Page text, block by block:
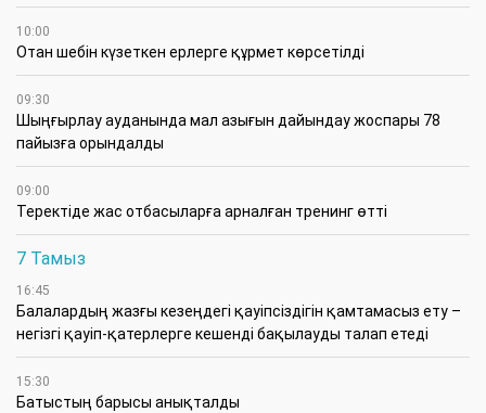
10:00
Отан шебін күзеткен ерлерге құрмет көрсетілді
09:30
​Шыңғырлау ауданында мал азығын дайындау жоспары 78
пайызға орындалды
09:00
​Теректіде жас отбасыларға арналған тренинг өтті
7 Тамыз
16:45
Балалардың жазғы кезеңдегі қауіпсіздігін қамтамасыз ету –
негізгі қауіп-қатерлерге кешенді бақылауды талап етеді
15:30
Батыстың барысы анықталды